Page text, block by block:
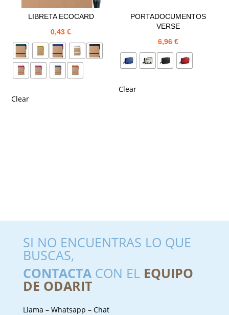
LIBRETA ECOCARD
0,43€
Clear
PORTADOCUMENTOS
VERSE
6,96 €
Clear
SI NO ENCUENTRAS LO QUE
BUSCAS,
CONTACTACON EL EQUIPO
DE ODARIT
Llama – Whatsapp – Chat